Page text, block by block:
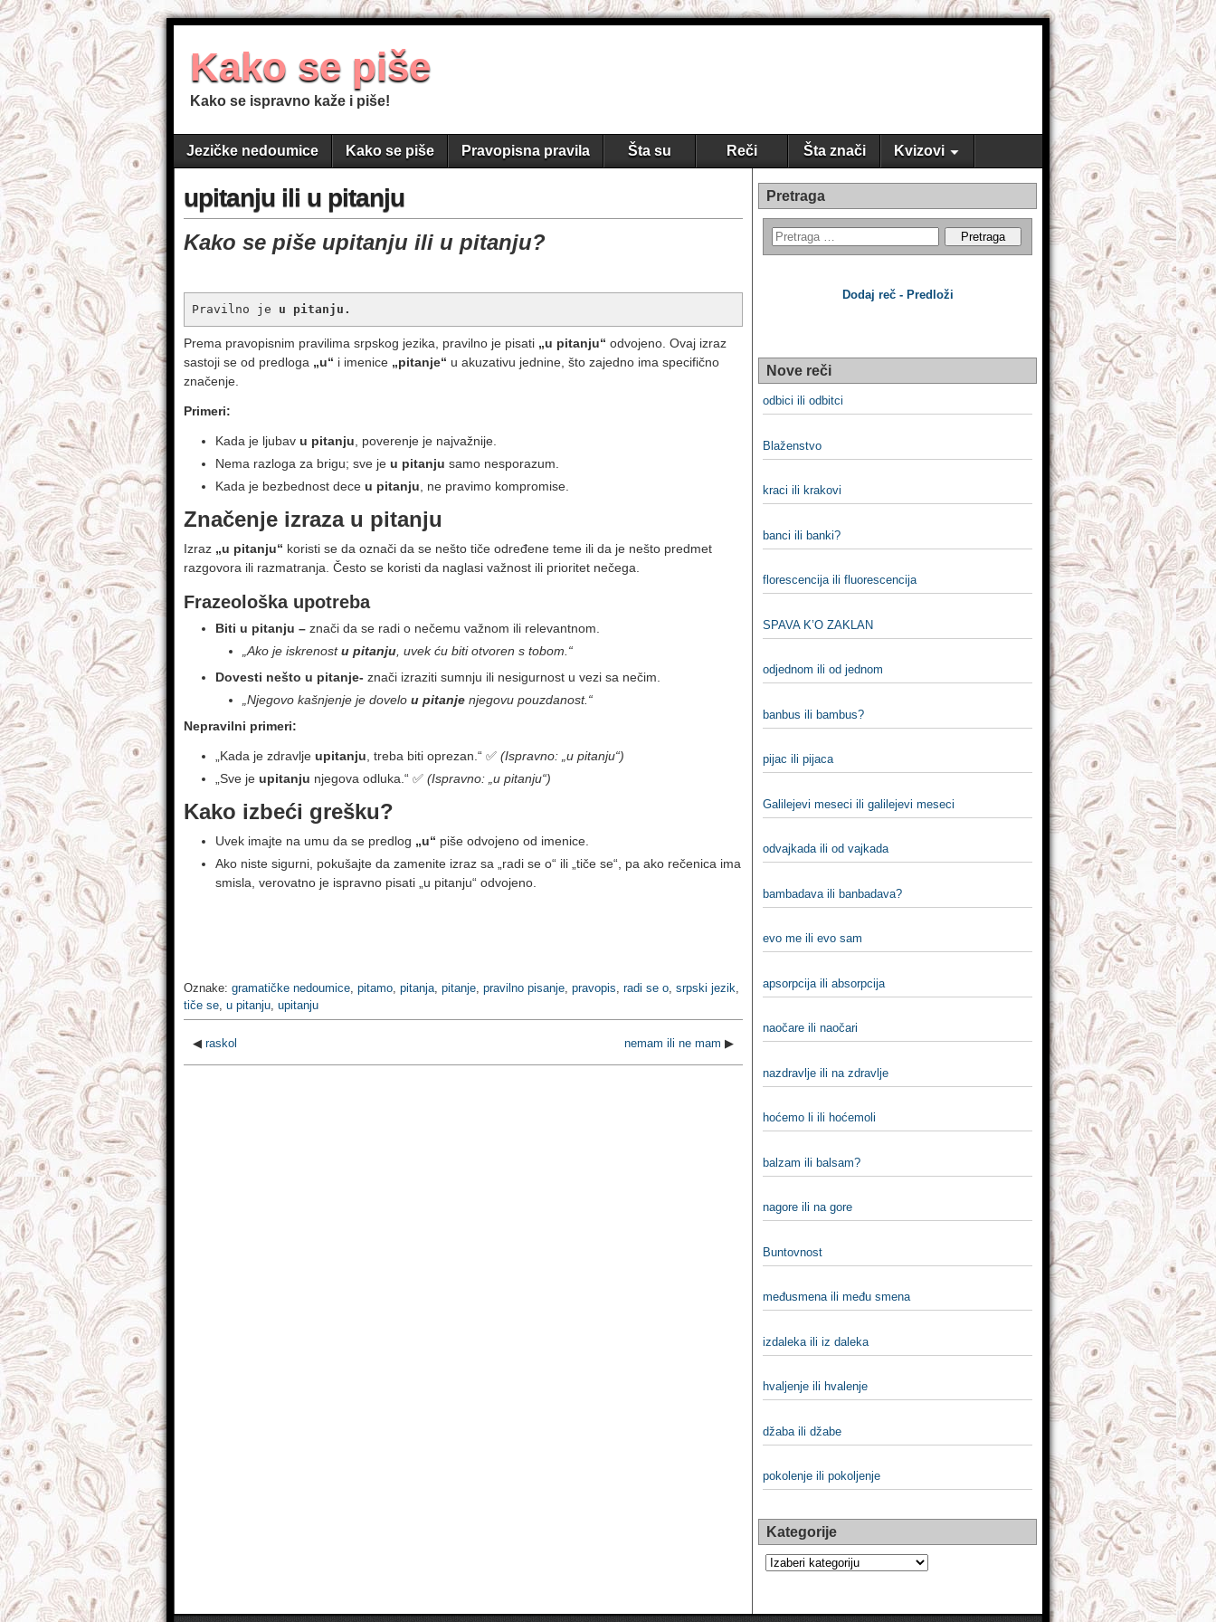
Kako se piše
Kako se ispravno kaže i piše!
Jezičke nedoumice Kako se piše Pravopisna pravila Šta su Reči Šta znači Kvizovi
upitanju ili u pitanju
Kako se piše upitanju ili u pitanju?
Pravilno je u pitanju.
Prema pravopisnim pravilima srpskog jezika, pravilno je pisati „u pitanju“ odvojeno. Ovaj izraz
sastoji se od predloga „u“ i imenice „pitanje“ u akuzativu jednine, što zajedno ima specifično
značenje.
Primeri:
Kada je ljubav u pitanju , poverenje je najvažnije.
Nema razloga za brigu; sve je u pitanju samo nesporazum.
Kada je bezbednost dece u pitanju , ne pravimo kompromise.
Značenje izraza u pitanju
Izraz „u pitanju“ koristi se da označi da se nešto tiče određene teme ili da je nešto predmet
razgovora ili razmatranja. Često se koristi da naglasi važnost ili prioritet nečega.
Frazeološka upotreba
Biti u pitanju – znači da se radi o nečemu važnom ili relevantnom.
„Ako je iskrenostu pitanju , uvek ću biti otvoren s tobom.“
Dovesti nešto u pitanje- znači izraziti sumnju ili nesigurnost u vezi sa nečim.
„Njegovo kašnjenje je dovelo u pitanje njegovu pouzdanost.“
Nepravilni primeri:
„Kada je zdravlje upitanju , treba biti oprezan.“ ✅ (Ispravno: „u pitanju“)
„Sve je upitanju njegova odluka.“ ✅ (Ispravno: „u pitanju“)
Kako izbeći grešku?
Uvek imajte na umu da se predlog „u“ piše odvojeno od imenice.
Ako niste sigurni, pokušajte da zamenite izraz sa „radi se o“ ili „tiče se“, pa ako rečenica ima
smisla, verovatno je ispravno pisati „u pitanju“ odvojeno.
Oznake: gramatičke nedoumice, pitamo, pitanja, pitanje, pravilno pisanje, pravopis, radi se o, srpski jezik,
tiče se, u pitanju, upitanju
◀ raskol nemam ili ne mam ▶
Pretraga
Dodaj reč - Predloži
Nove reči
odbici ili odbitci
Blaženstvo
kraci ili krakovi
banci ili banki?
florescencija ili fluorescencija
SPAVA K’O ZAKLAN
odjednom ili od jednom
banbus ili bambus?
pijac ili pijaca
Galilejevi meseci ili galilejevi meseci
odvajkada ili od vajkada
bambadava ili banbadava?
evo me ili evo sam
apsorpcija ili absorpcija
naočare ili naočari
nazdravlje ili na zdravlje
hoćemo li ili hoćemoli
balzam ili balsam?
nagore ili na gore
Buntovnost
međusmena ili među smena
izdaleka ili iz daleka
hvaljenje ili hvalenje
džaba ili džabe
pokolenje ili pokoljenje
Kategorije
Kategorije